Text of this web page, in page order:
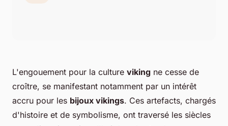
L'engouement pour la culture viking ne cesse de
croître, se manifestant notamment par un intérêt
accru pour les bijoux vikings. Ces artefacts, chargés
d'histoire et de symbolisme, ont traversé les siècles